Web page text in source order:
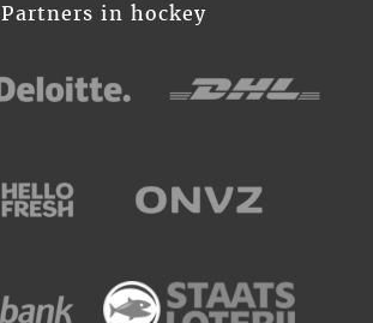
Partners in hockey